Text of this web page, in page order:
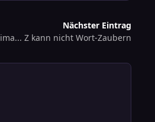
Nächster Eintrag
Z kann nicht Wort-Zaubern